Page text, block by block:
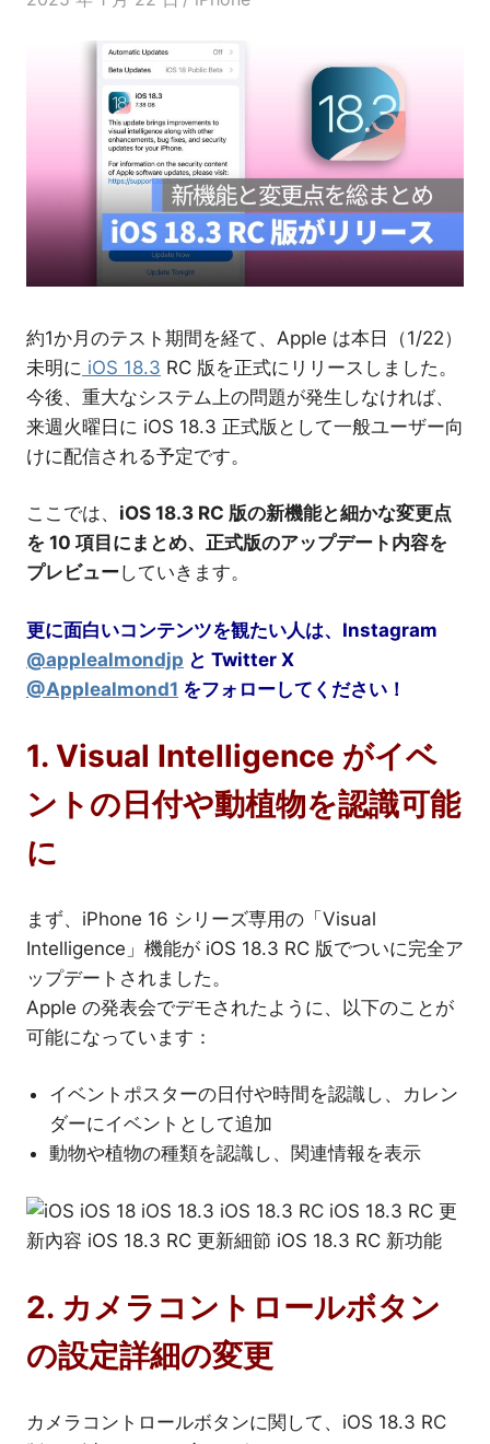
能
紹
介
約1か月のテスト期間を経て、Apple は本日（1/22）
未明に iOS 18.3 RC 版を正式にリリースしました。
今後、重大なシステム上の問題が発生しなければ、
来週火曜日に iOS 18.3 正式版として一般ユーザー向
けに配信される予定です。
ここでは、 iOS 18.3 RC 版の新機能と細かな変更点
を 10 項目にまとめ、正式版のアップデート内容を
プレビューしていきます。
更に面白いコンテンツを観たい人は、Instagram
@applealmondjp と Twitter X
@Applealmond1 をフォローしてください！
1. Visual Intelligence がイベ
ントの日付や動植物を認識可能
に
まず、iPhone 16 シリーズ専用の「Visual
Intelligence」機能が iOS 18.3 RC 版でついに完全ア
ップデートされました。
Apple の発表会でデモされたように、以下のことが
可能になっています：
イベントポスターの日付や時間を認識し、カレン
ダーにイベントとして追加
動物や植物の種類を認識し、関連情報を表示
2. カメラコントロールボタン
の設定詳細の変更
カメラコントロールボタンに関して、iOS 18.3 RC